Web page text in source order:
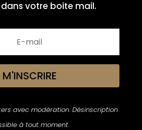
votre boite mail.
M'INSCRIRE
avec modération. Désinscription
à tout moment.